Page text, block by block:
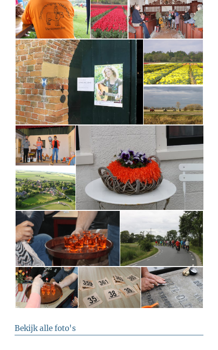
Bekijk alle foto's